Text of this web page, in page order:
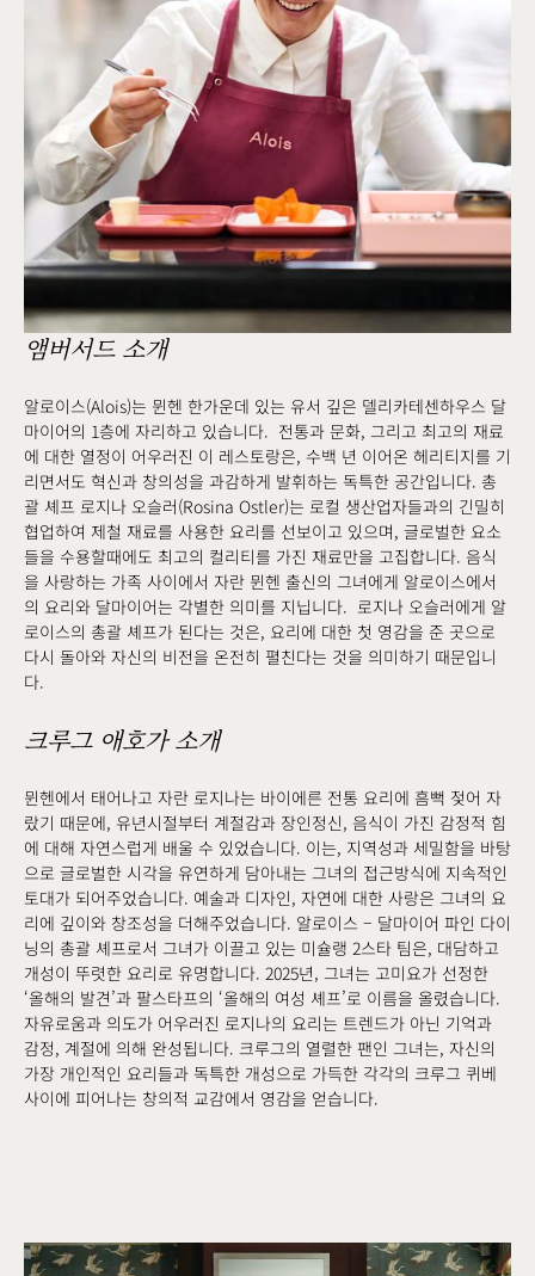
앰버서드 소개
알로이스(Alois)는 뮌헨 한가운데 있는 유서 깊은 델리카테센하우스 달
마이어의 1층에 자리하고 있습니다. 전통과 문화, 그리고 최고의 재료
에 대한 열정이 어우러진 이 레스토랑은, 수백 년 이어온 헤리티지를 기
리면서도 혁신과 창의성을 과감하게 발휘하는 독특한 공간입니다. 총
괄 셰프 로지나 오슬러(Rosina Ostler)는 로컬 생산업자들과의 긴밀히
협업하여 제철 재료를 사용한 요리를 선보이고 있으며, 글로벌한 요소
들을 수용할때에도 최고의 컬리티를 가진 재료만을 고집합니다. 음식
을 사랑하는 가족 사이에서 자란 뮌헨 출신의 그녀에게 알로이스에서
의 요리와 달마이어는 각별한 의미를 지닙니다. 로지나 오슬러에게 알
로이스의 총괄 셰프가 된다는 것은, 요리에 대한 첫 영감을 준 곳으로
다시 돌아와 자신의 비전을 온전히 펼친다는 것을 의미하기 때문입니
다.
크루그 애호가 소개
뮌헨에서 태어나고 자란 로지나는 바이에른 전통 요리에 흠뻑 젖어 자
랐기 때문에, 유년시절부터 계절감과 장인정신, 음식이 가진 감정적 힘
에 대해 자연스럽게 배울 수 있었습니다. 이는, 지역성과 세밀함을 바탕
으로 글로벌한 시각을 유연하게 담아내는 그녀의 접근방식에 지속적인
토대가 되어주었습니다. 예술과 디자인, 자연에 대한 사랑은 그녀의 요
리에 깊이와 창조성을 더해주었습니다. 알로이스 – 달마이어 파인 다이
닝의 총괄 셰프로서 그녀가 이끌고 있는 미슐랭 2스타 팀은, 대담하고
개성이 뚜렷한 요리로 유명합니다. 2025년, 그녀는 고미요가 선정한
‘올해의 발견’과 팔스타프의 ‘올해의 여성 셰프’로 이름을 올렸습니다.
자유로움과 의도가 어우러진 로지나의 요리는 트렌드가 아닌 기억과
감정, 계절에 의해 완성됩니다. 크루그의 열렬한 팬인 그녀는, 자신의
가장 개인적인 요리들과 독특한 개성으로 가득한 각각의 크루그 퀴베
사이에 피어나는 창의적 교감에서 영감을 얻습니다.